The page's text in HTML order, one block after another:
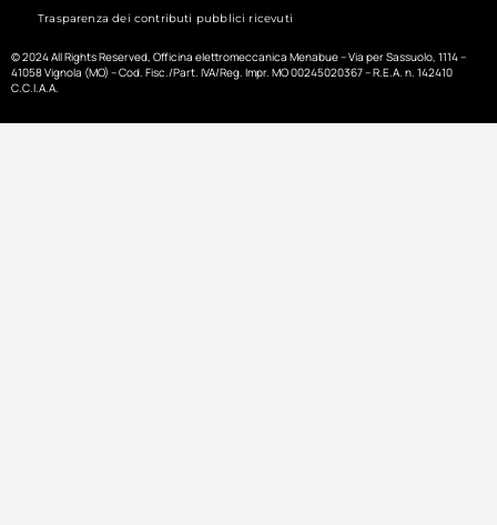
Trasparenza dei contributi pubblici ricevuti
© 2024 All Rights Reserved, Officina elettromeccanica Menabue – Via per Sassuolo, 1114 –
41058 Vignola (MO) – Cod. Fisc./Part. IVA/Reg. Impr. MO 00245020367 – R.E.A. n. 142410
C.C.I.A.A.